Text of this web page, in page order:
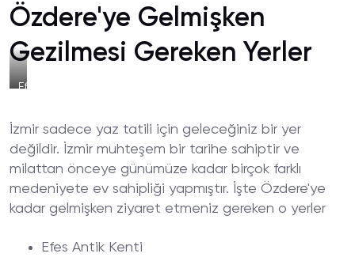
Özdere'ye Gelmişken
Gezilmesi Gereken Yerler
Efes
İzmir sadece yaz tatili için geleceğiniz bir yer
değildir. İzmir muhteşem bir tarihe sahiptir ve
milattan önceye günümüze kadar birçok farklı
medeniyete ev sahipliği yapmıştır. İşte Özdere'ye
kadar gelmişken ziyaret etmeniz gereken o yerler
Efes Antik Kenti